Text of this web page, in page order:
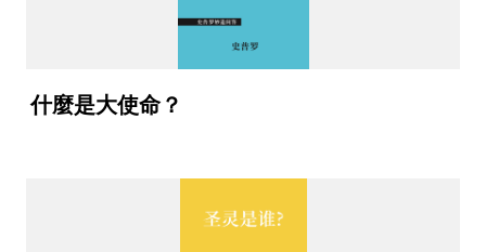
什麼是大使命？